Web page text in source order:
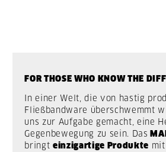
FOR THOSE WHO KNOW THE
In einer Welt, die von hastig
Fließbandware überschwemmt
uns zur Aufgabe gemacht, eine
Gegenbewegung zu sein. Das
bringt einzigartige Produkte